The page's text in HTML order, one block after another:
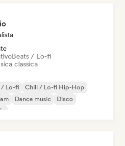
Beats / Lo-fi
classica
/ Lo-fi
Chill / Lo-fi Hip-Hop
Dance music
Disco